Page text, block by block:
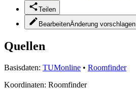
Teilen
BearbeitenÄnderung vorschlagen
Quellen
Basisdaten: TUMonline • Roomfinder
Koordinaten: Roomfinder